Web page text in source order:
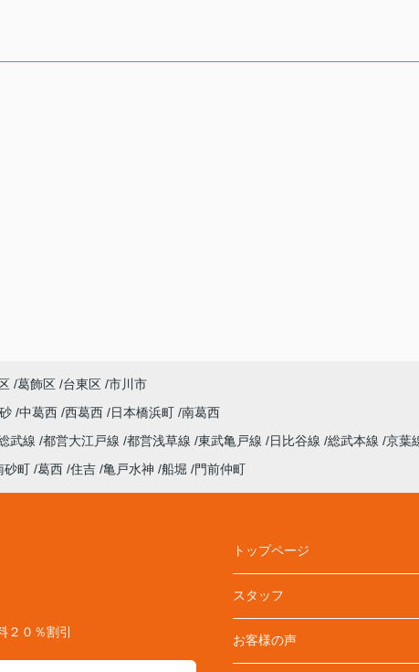
葛飾区 台東区 市川市
中葛西 西葛西 日本橋浜町 南葛西
武線 都営大江戸線 都営浅草線 東武亀戸線 日比谷線 総武本線 京葉
砂町 葛西 住吉 亀戸水神 船堀 門前仲町
２０％割引
トップページ
スタッフ
お客様の声